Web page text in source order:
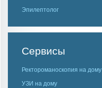
Эпилептолог
Сервисы
Ректороманоскопия на дому
УЗИ на дому